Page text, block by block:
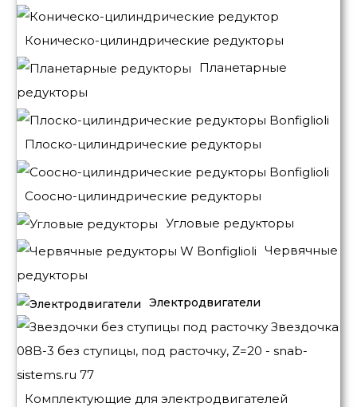
Коническо-цилиндрические редукторы
Планетарные
редукторы
Плоско-цилиндрические редукторы
Соосно-цилиндрические редукторы
Угловые редукторы
Червячные
редукторы
Электродвигатели
Комплектующие для электродвигателей